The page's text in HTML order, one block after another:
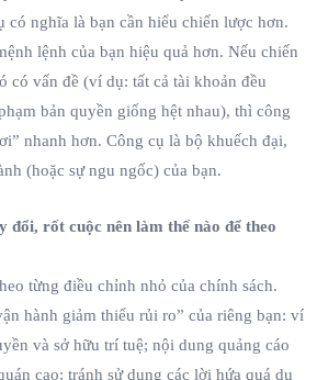
có nghĩa là bạn cần hiểu chiến lược hơn.
lệnh của bạn hiệu quả hơn. Nếu chiến
có vấn đề (ví dụ: tất cả tài khoản đều
bản quyền giống hệt nhau), thì công
nhanh hơn. Công cụ là bộ khuếch đại,
(hoặc sự ngu ngốc) của bạn.
đổi, rốt cuộc nên làm thế nào để theo
từng điều chỉnh nhỏ của chính sách.
hành giảm thiểu rủi ro” của riêng bạn: ví
và sở hữu trí tuệ; nội dung quảng cáo
cao; tránh sử dụng các lời hứa quá dụ